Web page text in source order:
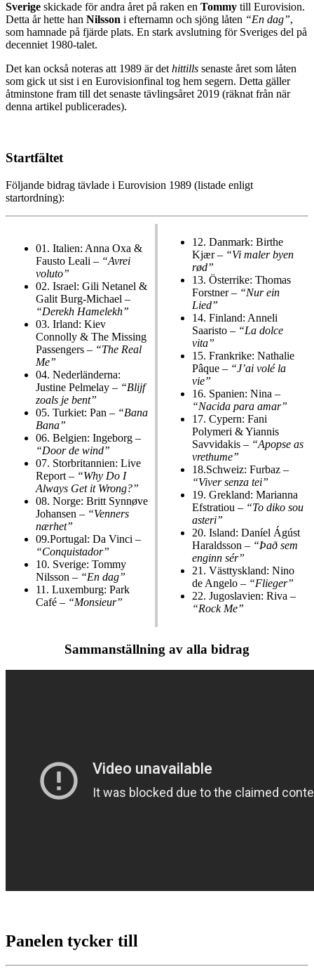
Sverige skickade för andra året på raken en Tommy till Eurovision.
Detta år hette han Nilsson i efternamn och sjöng låten “En dag”,
som hamnade på fjärde plats. En stark avslutning för Sveriges del på
decenniet 1980-talet.
Det kan också noteras att 1989 är dethittills senaste året som låten
som gick ut sist i en Eurovisionfinal tog hem segern. Detta gäller
åtminstone fram till det senaste tävlingsåret 2019 (räknat från när
denna artikel publicerades).
Startfältet
Följande bidrag tävlade i Eurovision 1989 (listade enligt
startordning):
01. Italien: Anna Oxa &
Fausto Leali – “Avrei
voluto”
02. Israel: Gili Netanel &
Galit Burg-Michael –
“Derekh Hamelekh”
03. Irland: Kiev
Connolly & The Missing
Passengers – “The Real
Me”
04. Nederländerna:
Justine Pelmelay – “Blijf
zoals je bent”
05. Turkiet: Pan – “Bana
Bana”
06. Belgien: Ingeborg –
“Door de wind”
07. Storbritannien: Live
Report – “Why Do I
Always Get it Wrong?”
08. Norge: Britt Synnøve
Johansen – “Venners
nærhet”
09.Portugal: Da Vinci –
“Conquistador”
10. Sverige: Tommy
Nilsson – “En dag”
11. Luxemburg: Park
Café – “Monsieur”
12. Danmark: Birthe
Kjær – “Vi maler byen
rød”
13. Österrike: Thomas
Forstner – “Nur ein
Lied”
14. Finland: Anneli
Saaristo – “La dolce
vita”
15. Frankrike: Nathalie
Pâque – “J’ai volé la
vie”
16. Spanien: Nina –
“Nacida para amar”
17. Cypern: Fani
Polymeri & Yiannis
Savvidakis – “Apopse as
vrethume”
18.Schweiz: Furbaz –
“Viver senza tei”
19. Grekland: Marianna
Efstratiou – “To diko sou
asteri”
20. Island: Daníel Ágúst
Haraldsson – “Það sem
enginn sér”
21. Västtyskland: Nino
de Angelo – “Flieger”
22. Jugoslavien: Riva –
“Rock Me”
Sammanställning av alla bidrag
Panelen tycker till